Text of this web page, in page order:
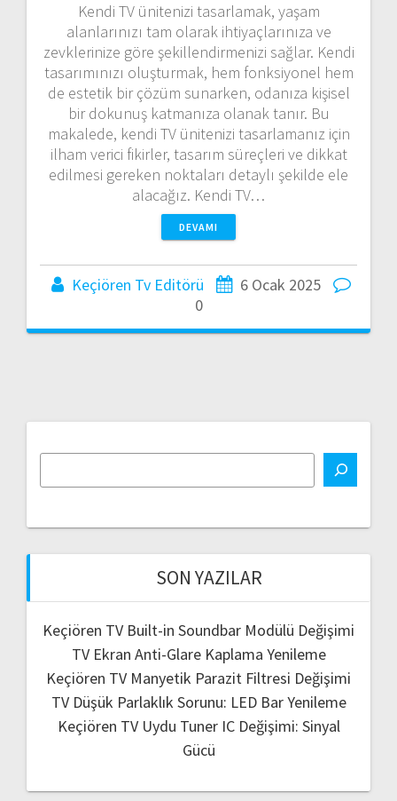
Kendi TV ünitenizi tasarlamak, yaşam
alanlarınızı tam olarak ihtiyaçlarınıza ve
zevklerinize göre şekillendirmenizi sağlar. Kendi
tasarımınızı oluşturmak, hem fonksiyonel hem
de estetik bir çözüm sunarken, odanıza kişisel
bir dokunuş katmanıza olanak tanır. Bu
makalede, kendi TV ünitenizi tasarlamanız için
ilham verici fikirler, tasarım süreçleri ve dikkat
edilmesi gereken noktaları detaylı şekilde ele
alacağız. Kendi TV…
DEVAMI
Keçiören Tv Editörü
6 Ocak 2025
0
SON YAZILAR
Keçiören TV Built-in Soundbar Modülü Değişimi
TV Ekran Anti-Glare Kaplama Yenileme
Keçiören TV Manyetik Parazit Filtresi Değişimi
TV Düşük Parlaklık Sorunu: LED Bar Yenileme
Keçiören TV Uydu Tuner IC Değişimi: Sinyal
Gücü